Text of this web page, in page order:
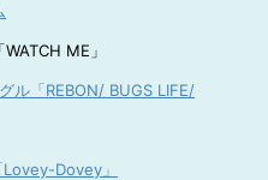
ME」
ル「REBON/ BUGS LIFE/
Dovey」